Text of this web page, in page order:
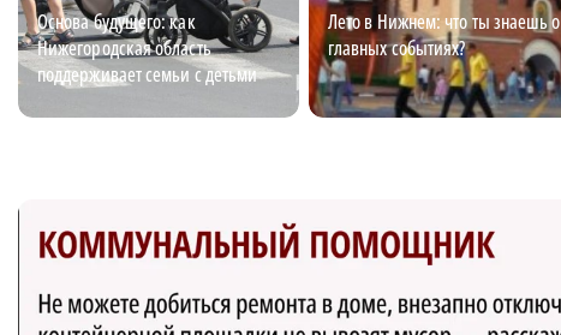
Основа будущего: как
Нижегородская область
поддерживает семьи с детьми
Лето в Нижнем: что ты знаешь о
главных событиях?